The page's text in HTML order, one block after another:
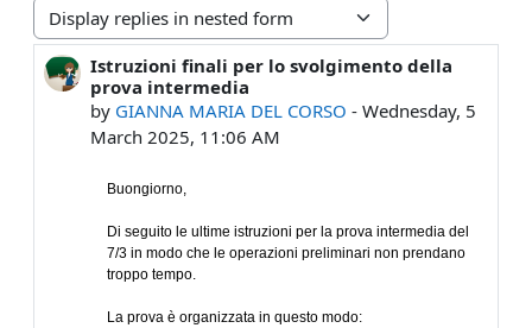
Display mode
Istruzioni finali per lo svolgimento della
prova intermedia
by GIANNA MARIA DEL CORSO - Wednesday, 5
March 2025, 11:06 AM
Number of replies: 0
Buongiorno,
Di seguito le ultime istruzioni per la prova intermedia del
7/3 in modo che le operazioni preliminari non prendano
troppo tempo.
La prova è organizzata in questo modo: